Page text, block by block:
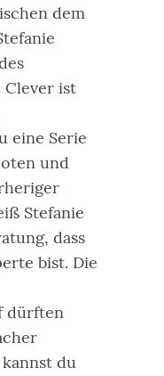
dem
Clever ist
eine Serie
und
Stefanie
dass
bist. Die
dürften
du